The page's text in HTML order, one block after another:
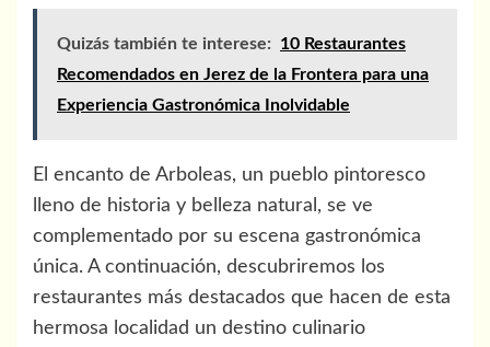
Quizás también te interese:
10 Restaurantes
Recomendados en Jerez de la Frontera para una
Experiencia Gastronómica Inolvidable
El encanto de Arboleas, un pueblo pintoresco
lleno de historia y belleza natural, se ve
complementado por su escena gastronómica
única. A continuación, descubriremos los
restaurantes más destacados que hacen de esta
hermosa localidad un destino culinario